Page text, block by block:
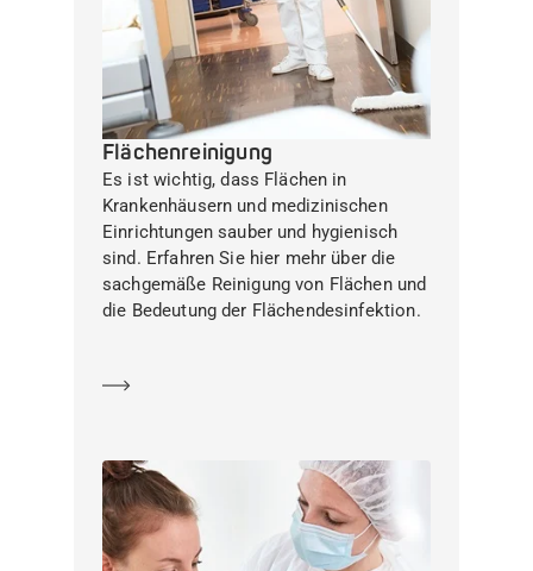
Flächenreinigung
Es ist wichtig, dass Flächen in
Krankenhäusern und medizinischen
Einrichtungen sauber und hygienisch
sind. Erfahren Sie hier mehr über die
sachgemäße Reinigung von Flächen und
die Bedeutung der Flächendesinfektion.